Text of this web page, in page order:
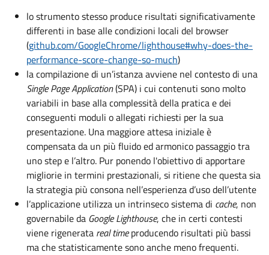
lo strumento stesso produce risultati significativamente
differenti in base alle condizioni locali del browser
(github.com/GoogleChrome/lighthouse#why-does-the-
performance-score-change-so-much)
la compilazione di un’istanza avviene nel contesto di una
Single Page Application(SPA) i cui contenuti sono molto
variabili in base alla complessità della pratica e dei
conseguenti moduli o allegati richiesti per la sua
presentazione. Una maggiore attesa iniziale è
compensata da un più fluido ed armonico passaggio tra
uno step e l’altro. Pur ponendo l'obiettivo di apportare
migliorie in termini prestazionali, si ritiene che questa sia
la strategia più consona nell’esperienza d’uso dell’utente
l’applicazione utilizza un intrinseco sistema di cache, non
governabile da Google Lighthouse, che in certi contesti
viene rigenerata real timeproducendo risultati più bassi
ma che statisticamente sono anche meno frequenti.